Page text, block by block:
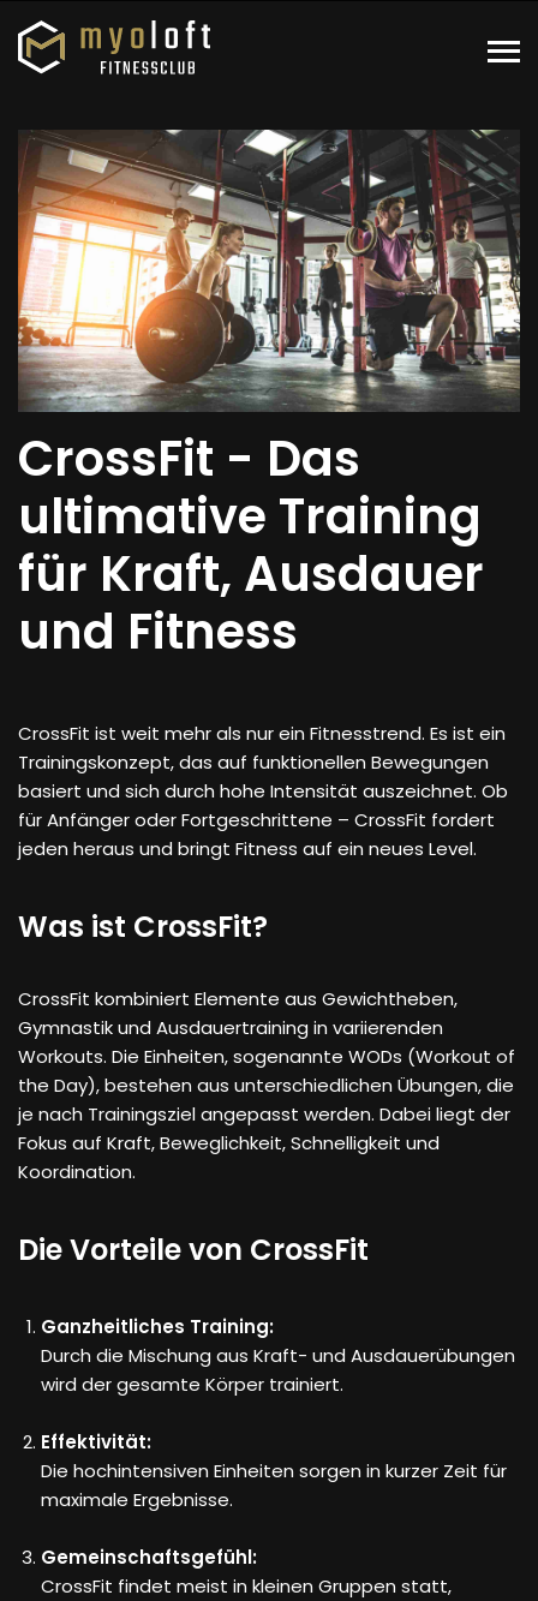
CrossFit - Das
ultimative Training
für Kraft, Ausdauer
und Fitness
CrossFit ist weit mehr als nur ein Fitnesstrend. Es ist ein
Trainingskonzept, das auf funktionellen Bewegungen
basiert und sich durch hohe Intensität auszeichnet. Ob
für Anfänger oder Fortgeschrittene – CrossFit fordert
jeden heraus und bringt Fitness auf ein neues Level.
Was ist CrossFit?
CrossFit kombiniert Elemente aus Gewichtheben,
Gymnastik und Ausdauertraining in variierenden
Workouts. Die Einheiten, sogenannte WODs (Workout of
the Day), bestehen aus unterschiedlichen Übungen, die
je nach Trainingsziel angepasst werden. Dabei liegt der
Fokus auf Kraft, Beweglichkeit, Schnelligkeit und
Koordination.
Die Vorteile von CrossFit
Ganzheitliches Training:
Durch die Mischung aus Kraft- und Ausdauerübungen
wird der gesamte Körper trainiert.
Effektivität:
Die hochintensiven Einheiten sorgen in kurzer Zeit für
maximale Ergebnisse.
Gemeinschaftsgefühl:
CrossFit findet meist in kleinen Gruppen statt,